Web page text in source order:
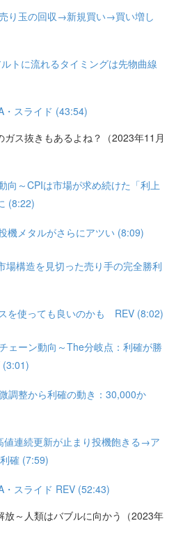
り玉の回収→新規買い→買い増し
トに流れるタイミングは先物曲線
・スライド (43:54)
ス抜きもあるよね？（2023年11月
向～CPIは市場が求め続けた「利上
(8:22)
機メタルがさらにアツい (8:09)
場構造を見切った売り手の完全勝利
を使っても良いのかも REV (8:02)
ェーン動向～The分岐点：利確が勝
調整から利確の動き：30,000か
値連続更新が止まり投機飽きる→ア
確 (7:59)
・スライド REV (52:43)
放～人類はバブルに向かう（2023年